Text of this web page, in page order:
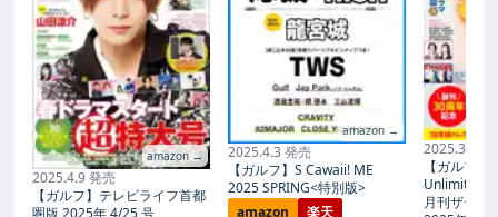
amazon →
2025.4.9 発売
【ガルフ】テレビライフ首都
amazon →
2025.4.3 発売
【ガルフ】S Cawaii! ME
2025 SPRING<特別版>
amazon
楽天
2025.3.24
【ガルフ /
Unlimited
月刊ザテレ